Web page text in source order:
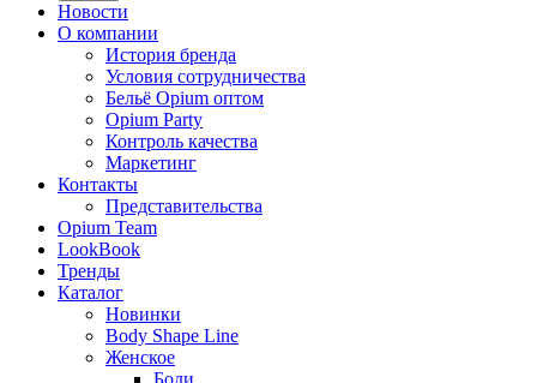
Новости
О компании
История бренда
Условия сотрудничества
Бельё Opium оптом
Opium Party
Контроль качества
Маркетинг
Контакты
Представительства
Opium Team
LookBook
Тренды
Каталог
Новинки
Body Shape Line
Женское
Боди